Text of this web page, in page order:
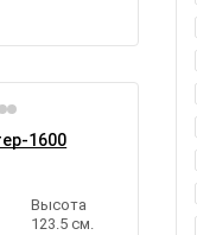
1600
Высота
123.5 см.